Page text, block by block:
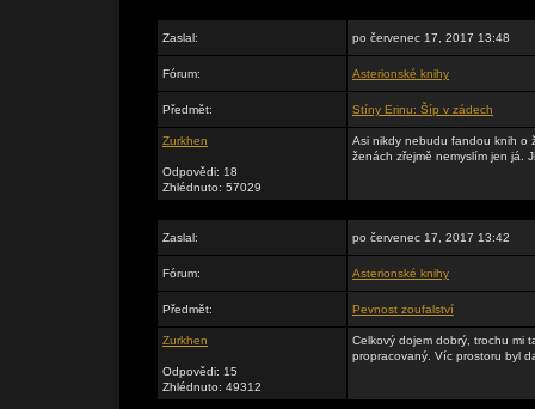
Zaslal: po červenec 17, 2017 13:48
Fórum: Asterionské knihy
Předmět: Stíny Erinu: Šíp v zádech
Zurkhen
Odpovědi: 18
Zhlédnuto: 57029
Asi nikdy nebudu fandou knih o
ženách zřejmě nemyslím jen já.
Zaslal: po červenec 17, 2017 13:42
Fórum: Asterionské knihy
Předmět: Pevnost zoufalství
Zurkhen
Odpovědi: 15
Zhlédnuto: 49312
Celkový dojem dobrý, trochu mi
propracovaný. Víc prostoru byl